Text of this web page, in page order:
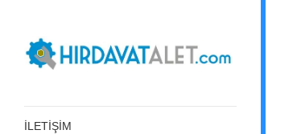
İLETİŞİM